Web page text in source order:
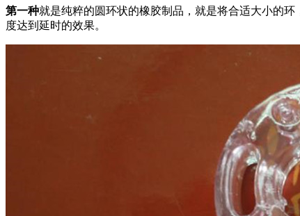
第一种就是纯粹的圆环状的橡胶制品，就是将合适大小的
度达到延时的效果。